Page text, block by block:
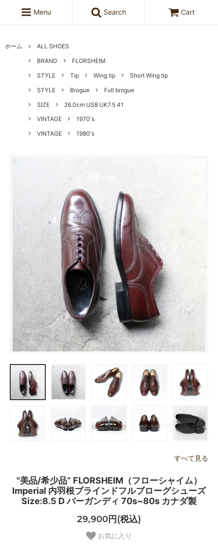
Menu Search Cart
ホーム
ALL SHOES
BRAND
FLORSHEIM
STYLE
Tip Wing tip
Short Wing tip
STYLE
Brogue
Full brogue
SIZE
26.0cm US8 UK7.5 41
VINTAGE
1970's
VINTAGE
1980's
すべて見る
"美品/希少品” FLORSHEIM（フローシャイム）
Imperial 内羽根ブラインドフルブローグシューズ
Size:8.5 D バーガンディ 70s~80s カナダ製
29,900円(税込)
お気に入り